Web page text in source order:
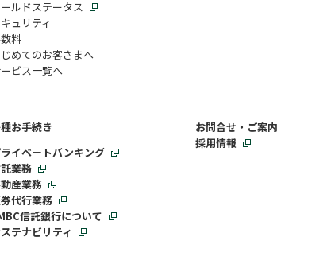
ルドステータス
ュリティ
料
めてのお客さまへ
ビス一覧へ
お手続き
イベートバンキング
業務
産業務
代行業務
信託銀行について
テナビリティ
お問合せ・ご案内
採用情報